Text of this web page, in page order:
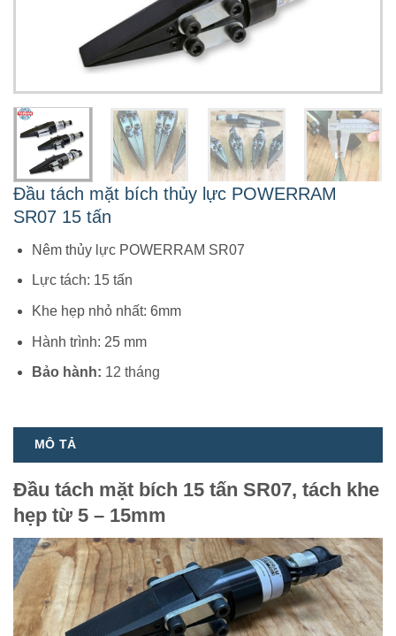
Đầu tách mặt bích thủy lực POWERRAM
SR07 15 tấn
Nêm thủy lực POWERRAM SR07
Lực tách: 15 tấn
Khe hẹp nhỏ nhất: 6mm
Hành trình: 25 mm
Bảo hành: 12 tháng
MÔ TẢ
Đầu tách mặt bích 15 tấn SR07, tách khe
hẹp từ 5 – 15mm